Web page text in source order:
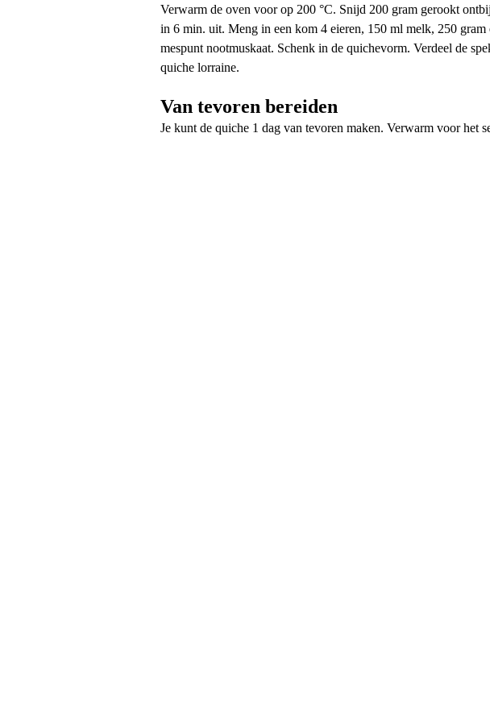
Verwarm de oven voor op 200 °C. Snijd 200 gram gerookt
in 6 min. uit. Meng in een kom 4 eieren, 150 ml melk, 250 gram
mespunt nootmuskaat. Schenk in de quichevorm. Verdeel de
quiche lorraine.
Van tevoren bereiden
Je kunt de quiche 1 dag van tevoren maken. Verwarm voor het